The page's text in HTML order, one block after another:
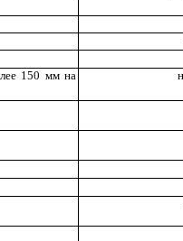
150 мм на